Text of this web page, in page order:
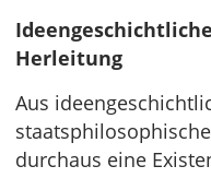
Herleitung
Aus
durchaus eine